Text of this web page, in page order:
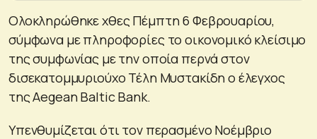
Ολοκληρώθηκε χθες Πέμπτη 6 Φεβρουαρίου,
σύμφωνα με πληροφορίες το οικονομικό κλείσιμο
της συμφωνίας με την οποία περνά στον
δισεκατομμυριούχο Τέλη Μυστακίδη ο έλεγχος
της Aegean Baltic Bank.
Υπενθυμίζεται ότι τον περασμένο Νοέμβριο